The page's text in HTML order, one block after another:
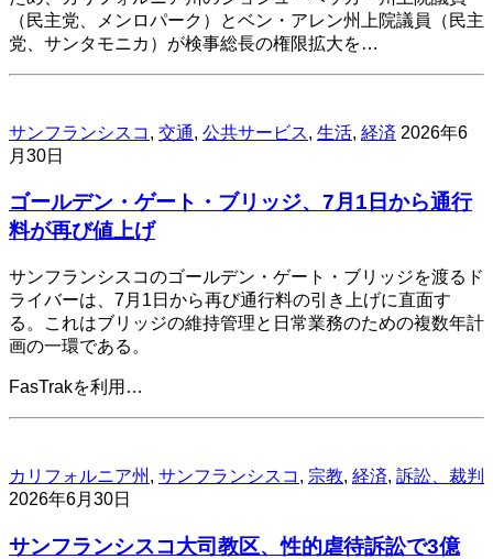
（民主党、メンロパーク）とベン・アレン州上院議員（民主
党、サンタモニカ）が検事総長の権限拡大を…
サンフランシスコ , 交通, 公共サービス, 生活, 経済 2026年6
月30日
ゴールデン・ゲート・ブリッジ、7月1日から通行
料が再び値上げ
サンフランシスコのゴールデン・ゲート・ブリッジを渡るド
ライバーは、7月1日から再び通行料の引き上げに直面す
る。これはブリッジの維持管理と日常業務のための複数年計
画の一環である。
FasTrakを利用…
カリフォルニア州 , サンフランシスコ , 宗教, 経済, 訴訟、裁判
2026年6月30日
サンフランシスコ大司教区、性的虐待訴訟で3億